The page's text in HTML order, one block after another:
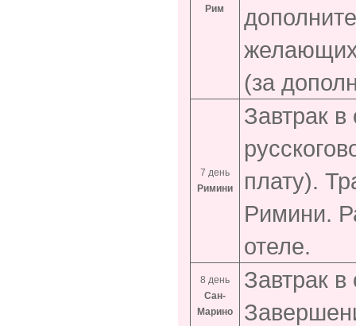
Рим
(за
7 день
Римини
Завтрак
плату).
Римини.
отеле.
8 день
Сан-
Марино
Завтрак